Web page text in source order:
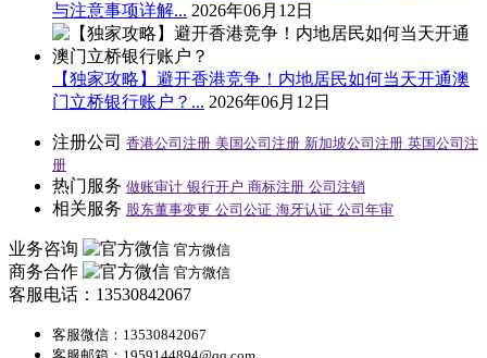
与注意事项详解... 2026年06月12日
【独家攻略】避开香港竞争！内地居民如何当天开通澳
门立桥银行账户？... 2026年06月12日
注册公司 香港公司注册 美国公司注册 新加坡公司注册 英国公司注
册
热门服务 做账审计 银行开户 商标注册 公司注销
相关服务 股东董事变更 公司公证 海牙认证 公司年审
业务咨询 官方微信
商务合作 官方微信
客服电话：13530842067
客服微信：13530842067